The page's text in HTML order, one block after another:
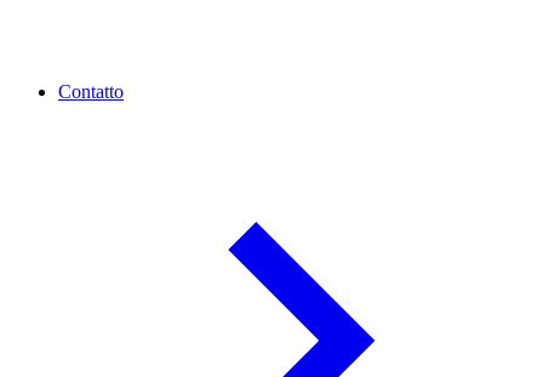
Contatto